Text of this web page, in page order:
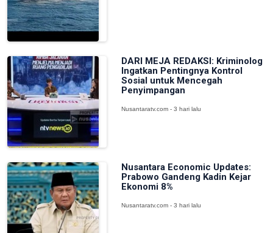
DARI MEJA REDAKSI: Kriminolog
Ingatkan Pentingnya Kontrol
Sosial untuk Mencegah
Penyimpangan
Nusantaratv.com - 3 hari lalu
Nusantara Economic Updates:
Prabowo Gandeng Kadin Kejar
Ekonomi 8%
Nusantaratv.com - 3 hari lalu